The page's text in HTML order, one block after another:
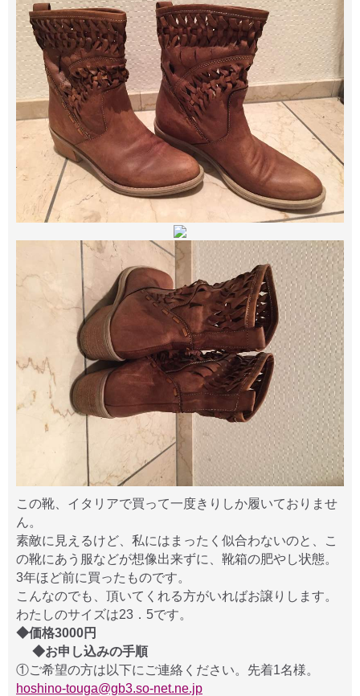
この靴、イタリアで買って一度きりしか履いておりませ
ん。
素敵に見えるけど、私にはまったく似合わないのと、こ
の靴にあう服などが想像出来ずに、靴箱の肥やし状態。
3年ほど前に買ったものです。
こんなのでも、頂いてくれる方がいればお譲りします。
わたしのサイズは23．5です。
◆価格3000円
◆お申し込みの手順
①ご希望の方は以下にご連絡ください。先着1名様。
hoshino-touga@gb3.so-net.ne.jp